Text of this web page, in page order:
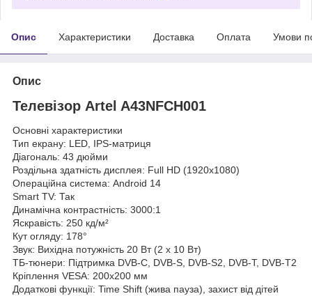
Опис Характеристики Доставка Оплата Умови
Опис
Телевізор Artel A43NFCH001
Основні характеристики
Тип екрану: LED, IPS-матриця
Діагональ: 43 дюйми
Роздільна здатність дисплея: Full HD (1920x1080)
Операційна система: Android 14
Smart TV: Так
Динамічна контрастність: 3000:1
Яскравість: 250 кд/м²
Кут огляду: 178°
Звук: Вихідна потужність 20 Вт (2 x 10 Вт)
ТБ-тюнери: Підтримка DVB-C, DVB-S, DVB-S2, DVB-T, DVB-T2
Кріплення VESA: 200x200 мм
Додаткові функції: Time Shift (жива пауза), захист від дітей